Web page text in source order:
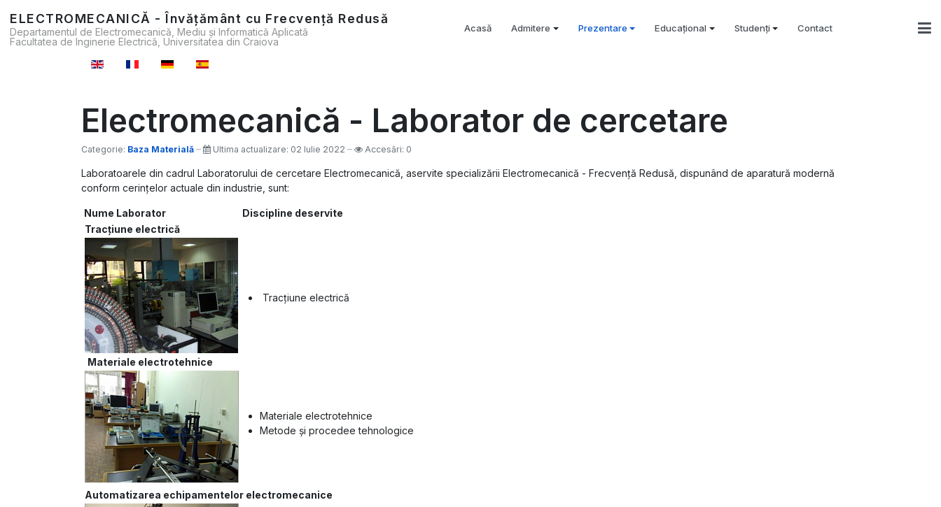
ELECTROMECANICĂ - Învățământ cu Frecvență Redusă
Departamentul de Electromecanică, Mediu și Informatică Aplicată
Facultatea de Inginerie Electrică, Universitatea din Craiova
Acasă Admitere Prezentare Educațional Studenți Contact
Selectați limba dvs
Electromecanică - Laborator de cercetare
Categorie: Baza Materială Ultima actualizare: 02 Iulie 2022 Accesări: 0
Laboratoarele din cadrul Laboratorului de cercetare Electromecanică, aservite specializării Electromecanică - Frecvență Redusă, dispunând de aparatură modernă
conform cerinţelor actuale din industrie, sunt:
Nume Laborator
Discipline deservite
Tracțiune electrică
Tracțiune electrică
Materiale electrotehnice
Materiale electrotehnice
Metode şi procedee tehnologice
Automatizarea echipamentelor electromecanice